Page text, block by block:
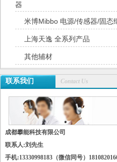
器
米博Mibbo 电源/传感器/固态
上海天逸 全系列产品
其他辅材
联系我们 Contact Us
成都攀能科技有限公司
联系人:刘先生
手机:13330998183 （微信同号）